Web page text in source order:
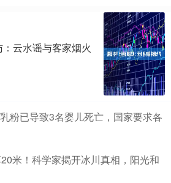
云水谣与客家烟火
粉已导致3名婴儿死亡，国家要求各
米！科学家揭开冰川真相，阳光和